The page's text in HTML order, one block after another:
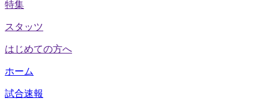
特集
スタッツ
はじめての方へ
ホーム
試合速報